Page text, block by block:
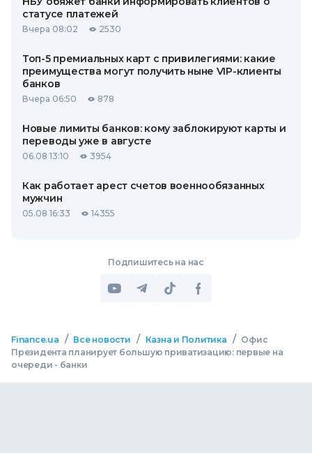
статусе платежей
Вчера 08:02 2530
Топ-5 премиальных карт с привилегиями: какие
преимущества могут получить ныне VIP-клиенты
банков
Вчера 06:50 878
Новые лимиты банков: кому заблокируют карты и
переводы уже в августе
06.08 13:10 3954
Как работает арест счетов военнообязанных
мужчин
05.08 16:33 14355
Подпишитесь на нас
Finance.ua / Все новости / Казна и Политика / Офис
Президента планирует большую приватизацию: первые на
очереди - банки